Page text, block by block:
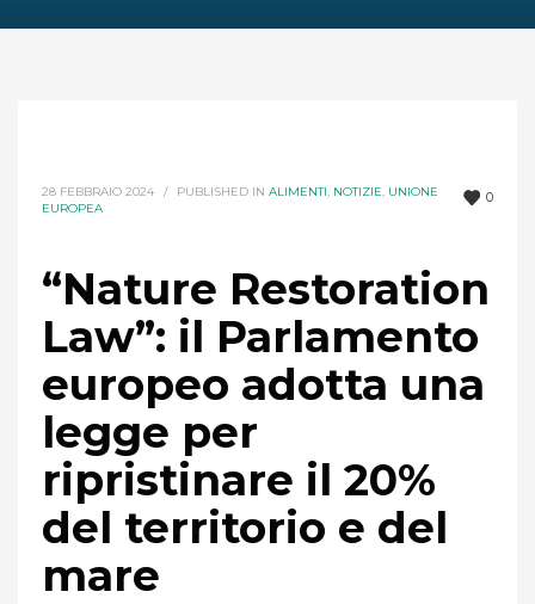
0
28 FEBBRAIO 2024 / PUBLISHED IN ALIMENTI, NOTIZIE, UNIONE
EUROPEA
“Nature Restoration
Law”: il Parlamento
europeo adotta una
legge per
ripristinare il 20%
del territorio e del
mare